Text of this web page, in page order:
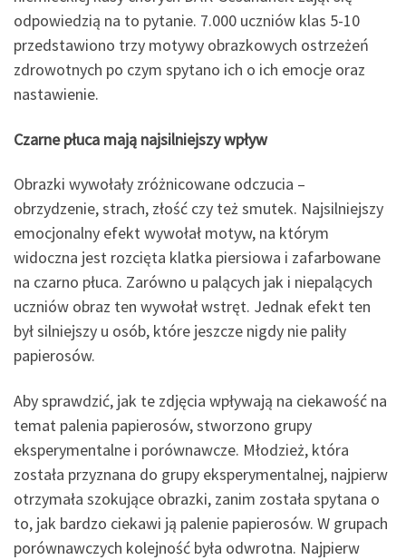
odpowiedzią na to pytanie. 7.000 uczniów klas 5-10
przedstawiono trzy motywy obrazkowych ostrzeżeń
zdrowotnych po czym spytano ich o ich emocje oraz
nastawienie.
Czarne płuca mają najsilniejszy wpływ
Obrazki wywołały zróżnicowane odczucia –
obrzydzenie, strach, złość czy też smutek. Najsilniejszy
emocjonalny efekt wywołał motyw, na którym
widoczna jest rozcięta klatka piersiowa i zafarbowane
na czarno płuca. Zarówno u palących jak i niepalących
uczniów obraz ten wywołał wstręt. Jednak efekt ten
był silniejszy u osób, które jeszcze nigdy nie paliły
papierosów.
Aby sprawdzić, jak te zdjęcia wpływają na ciekawość na
temat palenia papierosów, stworzono grupy
eksperymentalne i porównawcze. Młodzież, która
została przyznana do grupy eksperymentalnej, najpierw
otrzymała szokujące obrazki, zanim została spytana o
to, jak bardzo ciekawi ją palenie papierosów. W grupach
porównawczych kolejność była odwrotna. Najpierw